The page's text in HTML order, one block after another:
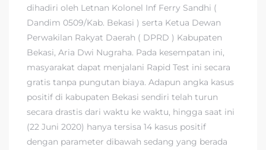
dihadiri oleh Letnan Kolonel Inf Ferry Sandhi (
Dandim 0509/Kab. Bekasi ) serta Ketua Dewan
Perwakilan Rakyat Daerah ( DPRD ) Kabupaten
Bekasi, Aria Dwi Nugraha. Pada kesempatan ini,
masyarakat dapat menjalani Rapid Test ini secara
gratis tanpa pungutan biaya. Adapun angka kasus
positif di kabupaten Bekasi sendiri telah turun
secara drastis dari waktu ke waktu, hingga saat ini
(22 Juni 2020) hanya tersisa 14 kasus positif
dengan parameter dibawah sedang yang berada